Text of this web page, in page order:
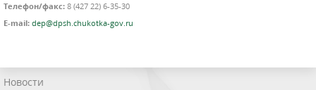
Телефон/факс: 8 (427 22) 6-35-30
E-mail: dep@dpsh.chukotka-gov.ru
Новости